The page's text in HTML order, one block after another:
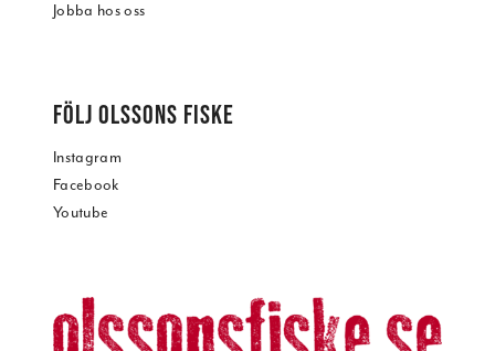
Jobba hos oss
FÖLJ OLSSONS FISKE
Instagram
Facebook
Youtube